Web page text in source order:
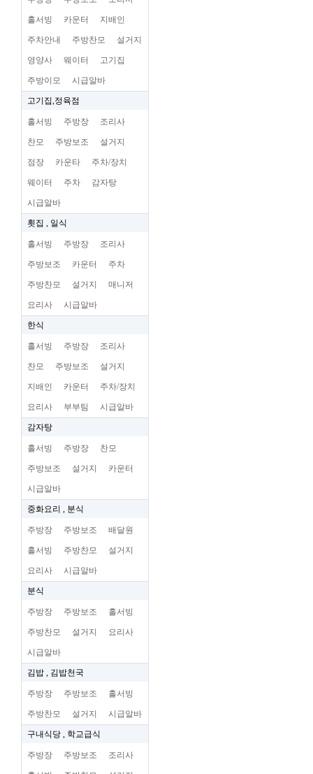
홀서빙 카운터 지배인
주차안내 주방찬모 설거지
영양사 웨이터 고기집
주방이모 시급알바
고기집,정육점
홀서빙 주방장 조리사
찬모 주방보조 설거지
점장 카운타 주차/장치
웨이터 주차 감자탕
시급알바
횟집 , 일식
홀서빙 주방장 조리사
주방보조 카운터 주차
주방찬모 설거지 매니저
요리사 시급알바
한식
홀서빙 주방장 조리사
찬모 주방보조 설거지
지배인 카운터 주차/장치
요리사 부부팀 시급알바
감자탕
홀서빙 주방장 찬모
주방보조 설거지 카운터
시급알바
중화요리 , 분식
주방장 주방보조 배달원
홀서빙 주방찬모 설거지
요리사 시급알바
분식
주방장 주방보조 홀서빙
주방찬모 설거지 요리사
시급알바
김밥 , 김밥천국
주방장 주방보조 홀서빙
주방찬모 설거지 시급알바
구내식당 , 학교급식
주방장 주방보조 조리사